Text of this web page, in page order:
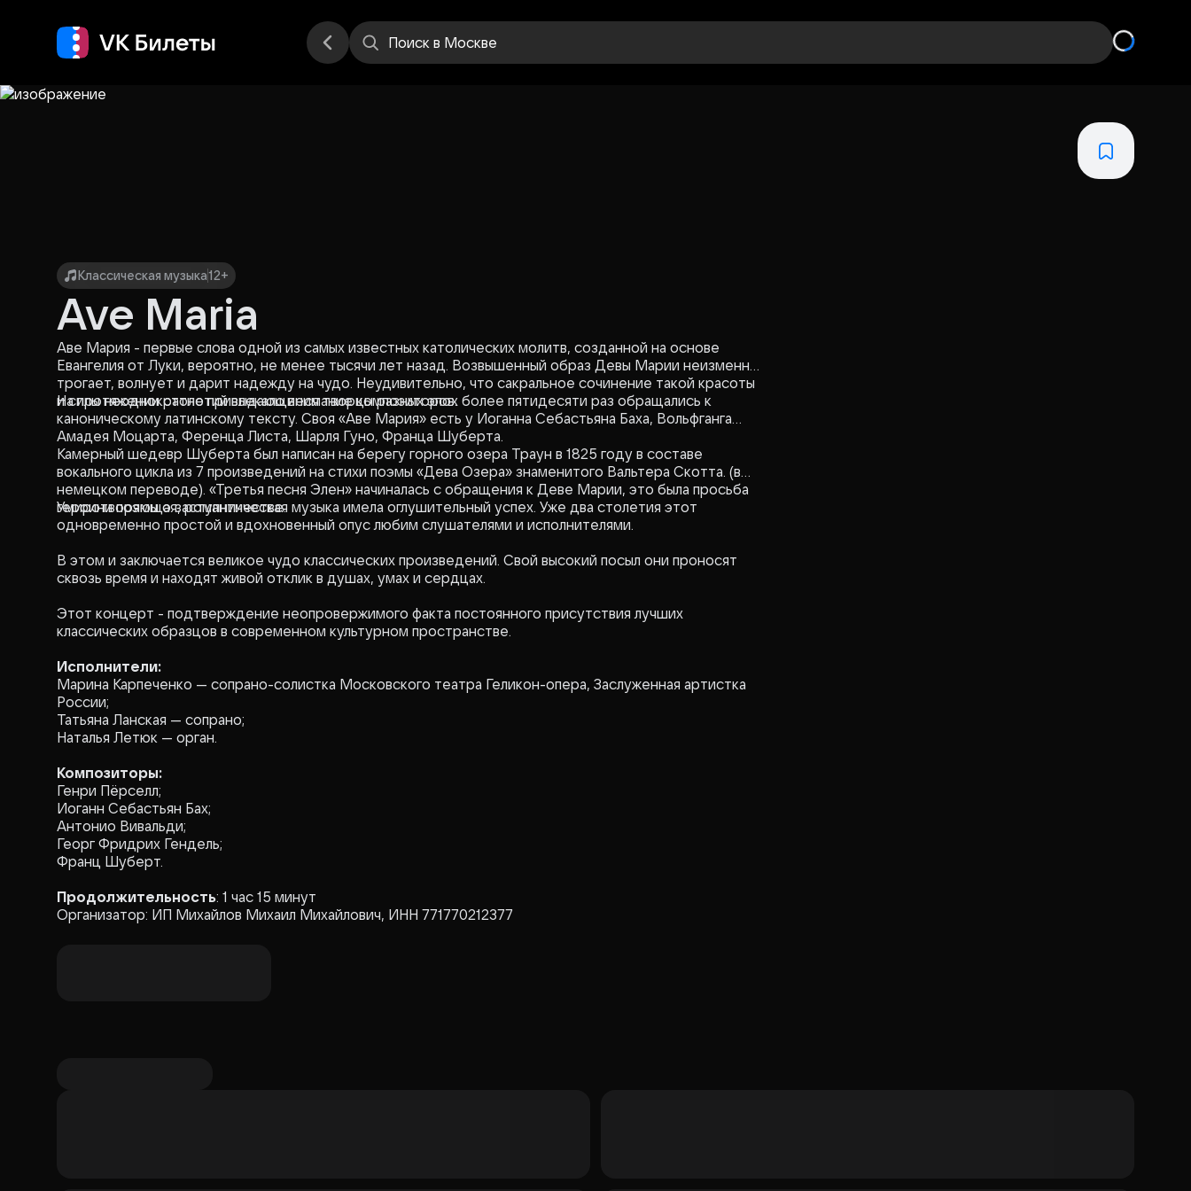
Поиск в Москве
Классическая музыка12+
Ave Maria
Аве Мария - первые слова одной из самых известных католических молитв, созданной на основе
Евангелия от Луки, вероятно, не менее тысячи лет назад. Возвышенный образ Девы Марии неизменно
трогает, волнует и дарит надежду на чудо. Неудивительно, что сакральное сочинение такой красоты
и силы неоднократно привлекало внимание композиторов.
На протяжении столетий выдающиеся творцы разных эпох более пятидесяти раз обращались к
каноническому латинскому тексту. Своя «Аве Мария» есть у Иоганна Себастьяна Баха, Вольфганга
Амадея Моцарта, Ференца Листа, Шарля Гуно, Франца Шуберта.
Камерный шедевр Шуберта был написан на берегу горного озера Траун в 1825 году в составе
вокального цикла из 7 произведений на стихи поэмы «Дева Озера» знаменитого Вальтера Скотта. (в
немецком переводе). «Третья песня Элен» начиналась с обращения к Деве Марии, это была просьба
героини поэмы о заступничестве.
Умиротворяющая, романтическая музыка имела оглушительный успех. Уже два столетия этот
одновременно простой и вдохновенный опус любим слушателями и исполнителями.
В этом и заключается великое чудо классических произведений. Свой высокий посыл они проносят
сквозь время и находят живой отклик в душах, умах и сердцах.
Этот концерт - подтверждение неопровержимого факта постоянного присутствия лучших
классических образцов в современном культурном пространстве.
Исполнители:
Марина Карпеченко — сопрано-солистка Московского театра Геликон-опера, Заслуженная артистка
России;
Татьяна Ланская — сопрано;
Наталья Летюк — орган.
Композиторы:
Генри Пёрселл;
Иоганн Себастьян Бах;
Антонио Вивальди;
Георг Фридрих Гендель;
Франц Шуберт.
Продолжительность: 1 час 15 минут
Организатор: ИП Михайлов Михаил Михайлович, ИНН 771770212377